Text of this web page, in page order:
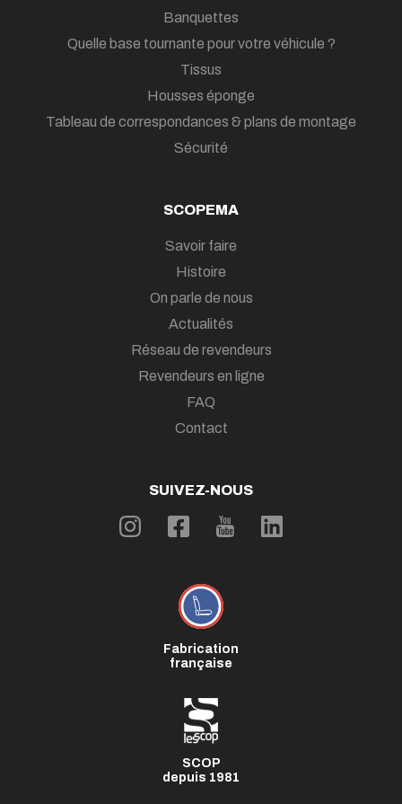
Banquettes
Quelle base tournante pour votre véhicule ?
Tissus
Housses éponge
Tableau de correspondances & plans de montage
Sécurité
SCOPEMA
Savoir faire
Histoire
On parle de nous
Actualités
Réseau de revendeurs
Revendeurs en ligne
FAQ
Contact
SUIVEZ-NOUS
Fabrication
française
SCOP
depuis 1981